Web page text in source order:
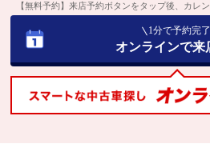
【無料予約】来店予約ボタンをタップ後、カレ
1分で予約完了
オンラインで来